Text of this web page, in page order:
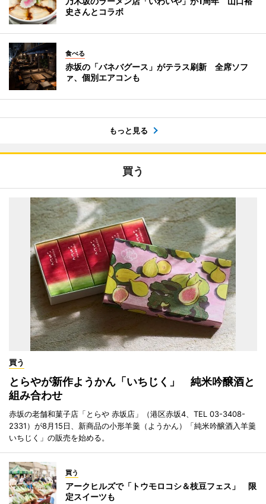
史さんとコラボ
食べる
赤坂の「バネバグース」がテラス刷新 全席ソフ
ァ、個別エアコンも
もっと見る
買う
買う
とらやが新作ようかん「いちじく」 純米吟醸酒と
組み合わせ
赤坂の老舗和菓子店「とらや 赤坂店」（港区赤坂4、TEL 03-3408-
2331）が8月15日、新商品の小形羊羹（ようかん）「純米吟醸酒入羊羹
いちじく」の販売を始める。
買う
アークヒルズで「トウモロコシ＆枝豆フェス」 限
定スイーツも